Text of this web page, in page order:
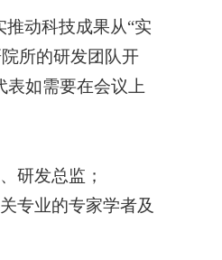
动科技成果从“实
所的研发团队开
表如需要在会议上
研发总监；
专业的专家学者及